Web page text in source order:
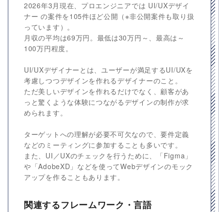
2026年3月現在、プロエンジニアでは UI/UXデザイ
ナー の案件を105件ほど公開（※非公開案件も取り扱
っています）。
月収の平均は69万円。最低は30万円～、最高は～
100万円程度。
UI/UXデザイナーとは、ユーザーが満足するUI/UXを
考慮しつつデザインを作れるデザイナーのこと。
ただ美しいデザインを作れるだけでなく、顧客があ
っと驚くような体験につながるデザインの制作が求
められます。
ターゲットへの理解が必要不可欠なので、要件定義
などのミーティングに参加することも多いです。
また、UI／UXのチェックを行うために、「Figma」
や「AdobeXD」などを使ってWebデザインのモック
アップを作ることもあります。
関連するフレームワーク・言語